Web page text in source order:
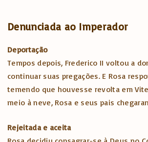
Denunciada ao Imperador
Deportação
Tempos depois, Frederico II voltou a
continuar suas pregações. E Rosa
temendo que houvesse revolta em
meio à neve, Rosa e seus pais
Rejeitada e aceita